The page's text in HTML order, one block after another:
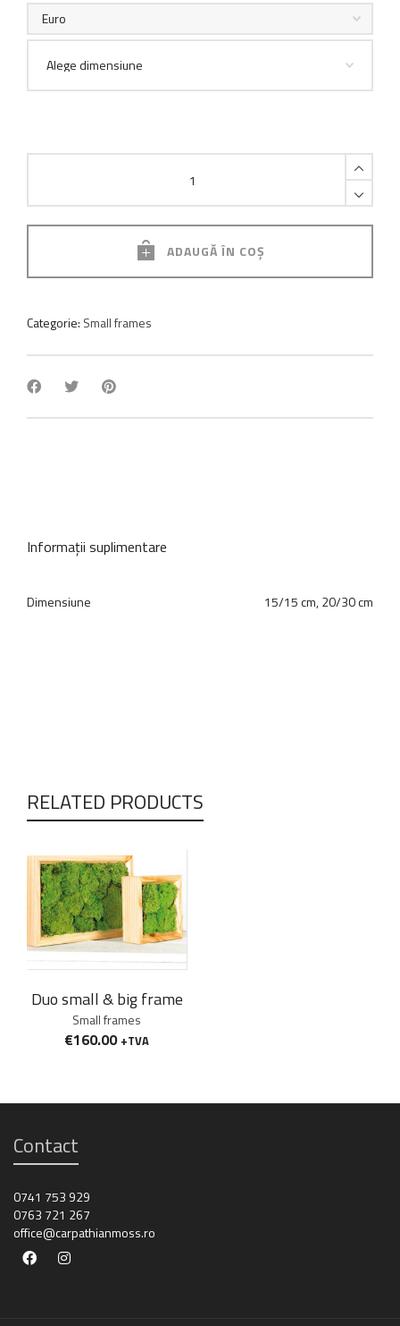
ADAUGĂ ÎN COȘ
Categorie: Small frames
Informații suplimentare
Dimensiune 15/15 cm, 20/30 cm
RELATED PRODUCTS
Duo small & big frame
Small frames
€160.00 +TVA
Contact
0741 753 929
0763 721 267
office@carpathianmoss.ro